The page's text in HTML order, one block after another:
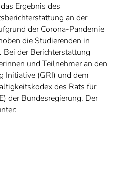
Ergebnis des
an der
der Corona-Pandemie
die Studierenden in
der Berichterstattung
und Teilnehmer an den
Initiative (GRI) und dem
des Rats für
der Bundesregierung. Der